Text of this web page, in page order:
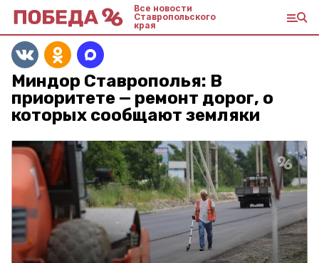
Все новости
Ставропольского
края
Миндор Ставрополья: В
приоритете — ремонт дорог, о
которых сообщают земляки